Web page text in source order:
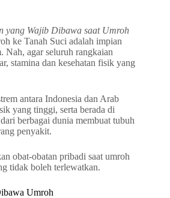
yang Wajib Dibawa saat Umroh
ke Tanah Suci adalah impian
Nah, agar seluruh rangkaian
stamina dan kesehatan fisik yang
antara Indonesia dan Arab
yang tinggi, serta berada di
berbagai dunia membuat tubuh
penyakit.
obat-obatan pribadi saat umroh
tidak boleh terlewatkan.
Umroh